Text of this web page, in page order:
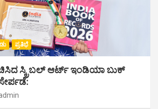
ಪ್ರತಿಭೆ
ಸ್ಕ್ರಿಬಲ್ ಆರ್ಟ್ ಇಂಡಿಯಾ ಬುಕ್